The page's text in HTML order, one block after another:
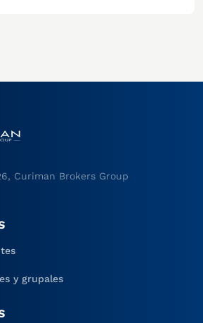
Curiman Brokers Group
y grupales